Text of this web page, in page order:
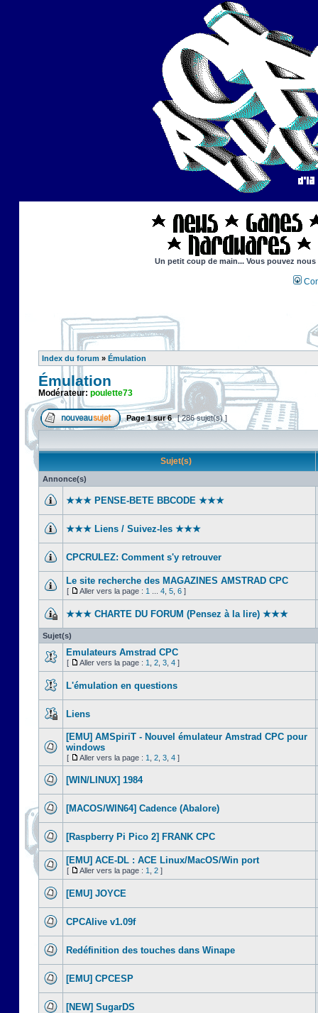
Un petit coup de main... Vous pouvez
Index du forum » Émulation
Émulation
Modérateur: poulette73
Page1sur6 [ 286 sujet(s) ]
Sujet(s)
Annonce(s)
★★★ PENSE-BETE BBCODE ★★★
★★★ Liens / Suivez-les ★★★
CPCRULEZ: Comment s'y retrouver‎
Le site recherche des MAGAZINES AMSTRAD CPC
[ Aller vers la page : 1 4 5 6 ]
★★★ CHARTE DU FORUM (Pensez à la lire) ★★★
Sujet(s)
Emulateurs Amstrad CPC
[ Aller vers la page : 1 2 3 4 ]
L'émulation en questions
Liens
[EMU] AMSpiriT - Nouvel émulateur Amstrad CPC pour
windows
[ Aller vers la page : 1 2 3 4 ]
[WIN/LINUX] 1984
[MACOS/WIN64] Cadence (Abalore)
[Raspberry Pi Pico 2] FRANK CPC
[EMU] ACE-DL : ACE Linux/MacOS/Win port
[ Aller vers la page : 1 2 ]
[EMU] JOYCE
CPCAlive v1.09f
Redéfinition des touches dans Winape
[EMU] CPCESP
[NEW] SugarDS